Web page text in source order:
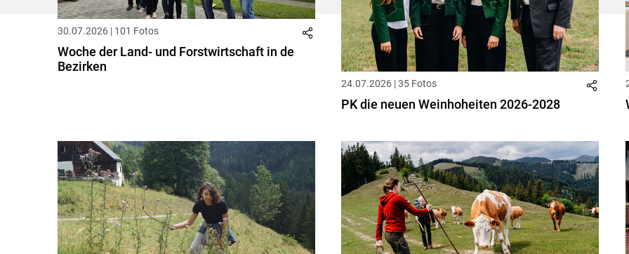
30.07.2026 | 101 Fotos
Woche der Land- und Forstwirtschaft in de
Bezirken
24.07.2026 | 35 Fotos
PK die neuen Weinhoheiten 2026-2028